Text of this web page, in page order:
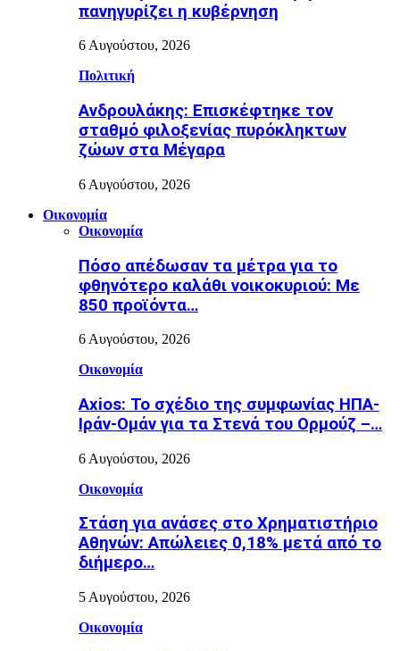
πανηγυρίζει η κυβέρνηση
6 Αυγούστου, 2026
Πολιτική
Ανδρουλάκης: Επισκέφτηκε τον
σταθμό φιλοξενίας πυρόκληκτων
ζώων στα Μέγαρα
6 Αυγούστου, 2026
Οικονομία
Οικονομία
Πόσο απέδωσαν τα μέτρα για το
φθηνότερο καλάθι νοικοκυριού: Με
850 προϊόντα…
6 Αυγούστου, 2026
Οικονομία
Axios: Το σχέδιο της συμφωνίας ΗΠΑ-
Ιράν-Ομάν για τα Στενά του Ορμούζ –…
6 Αυγούστου, 2026
Οικονομία
Στάση για ανάσες στο Χρηματιστήριο
Αθηνών: Απώλειες 0,18% μετά από το
διήμερο…
5 Αυγούστου, 2026
Οικονομία